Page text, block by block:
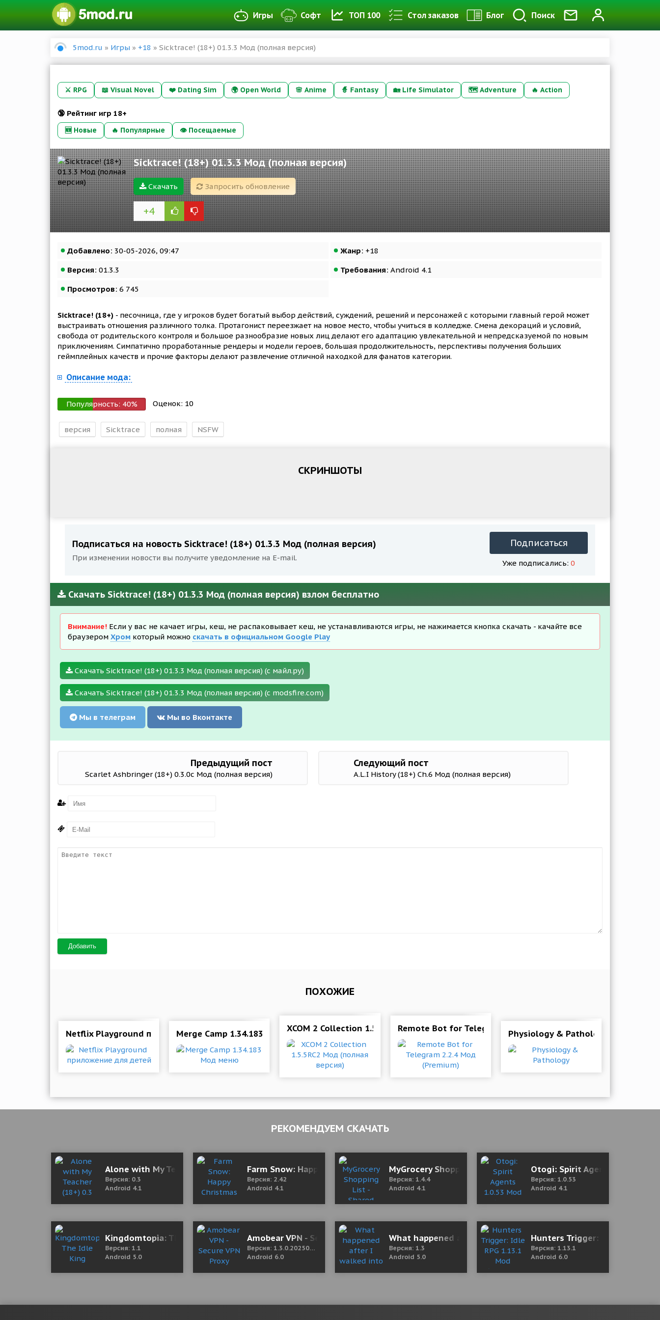
Игры Софт ТОП 100 Стол заказов Блог Поиск
5mod.ru » Игры » +18 » Sicktrace! (18+) 01.3.3 Мод (полная версия)
⚔️ RPG 📖 Visual Novel ❤️ Dating Sim 🌍 Open World 🌸 Anime 🧙 Fantasy 🏡 Life Simulator 🗺️ Adventure 🔥 Action
🔞 Рейтинг игр 18+
🆕 Новые 🔥 Популярные 👁 Посещаемые
Sicktrace! (18+) 01.3.3 Мод (полная версия)
Скачать Запросить обновление
+4
Добавлено: 30-05-2026, 09:47 Жанр: +18
Версия: 01.3.3 Требования: Android 4.1
Просмотров: 6 745
Sicktrace! (18+) - песочница, где у игроков будет богатый выбор действий, суждений, решений и персонажей с которыми главный герой может
выстраивать отношения различного толка. Протагонист переезжает на новое место, чтобы учиться в колледже. Смена декораций и условий,
свобода от родительского контроля и большое разнообразие новых лиц делают его адаптацию увлекательной и непредсказуемой по новым
приключениям. Симпатично проработанные рендеры и модели героев, большая продолжительность, перспективы получения больших
геймплейных качеств и прочие факторы делают развлечение отличной находкой для фанатов категории.
Описание мода:
Популярность: 40% Оценок: 10
версия Sicktrace полная NSFW
СКРИНШОТЫ
Подписаться на новость Sicktrace! (18+) 01.3.3 Мод (полная версия)
При изменении новости вы получите уведомление на E-mail.
Подписаться
Уже подписались: 0
Скачать Sicktrace! (18+) 01.3.3 Мод (полная версия) взлом бесплатно
Внимание! Если у вас не качает игры, кеш, не распаковывает кеш, не устанавливаются игры, не нажимается кнопка скачать - качайте все
браузером Хром который можно скачать в официальном Google Play
Скачать Sicktrace! (18+) 01.3.3 Мод (полная версия) (с майл.ру)
Скачать Sicktrace! (18+) 01.3.3 Мод (полная версия) (с modsfire.com)
Мы в телеграм Мы во Вконтакте
Предыдущий пост
Scarlet Ashbringer (18+) 0.3.0c Мод (полная версия)
Следующий пост
A.L.I History (18+) Ch.6 Мод (полная версия)
Добавить
ПОХОЖИЕ
Netflix Playground приложение для детей
Merge Camp 1.34.183 Мод менюXCOM 2 Collection 1.5.5RC2 Мод (полная версия)Remote Bot for Telegram 2.2.4 Мод (Premium)
Physiology & Pathology
РЕКОМЕНДУЕМ СКАЧАТЬ
Alone with My Teacher (18+) 0.3 Мод (полная версия)
Версия: 0.3
Android 4.1
Farm Snow: Happy Christmas Story With Toys & Santa 2.42 Mod (Free Shopping)
Версия: 2.42
Android 4.1
MyGrocery Shopping List - Shared Grocery Lists 1.4.4 Mod
Версия: 1.4.4
Android 4.1
Otogi: Spirit Agents 1.0.53
Версия: 1.0.53
Android 4.1
Kingdomtopia: The Idle King
Версия: 1.1
Android 5.0
Amobear VPN - Secure VPN Proxy 1.3.0.20250429 Mod (Premium)
Версия: 1.3.0.20250429
Android 6.0
What happened after I walked into the locker
Версия: 1.3
Android 5.0
Hunters Trigger: Idle RPG
Версия: 1.13.1
Android 6.0